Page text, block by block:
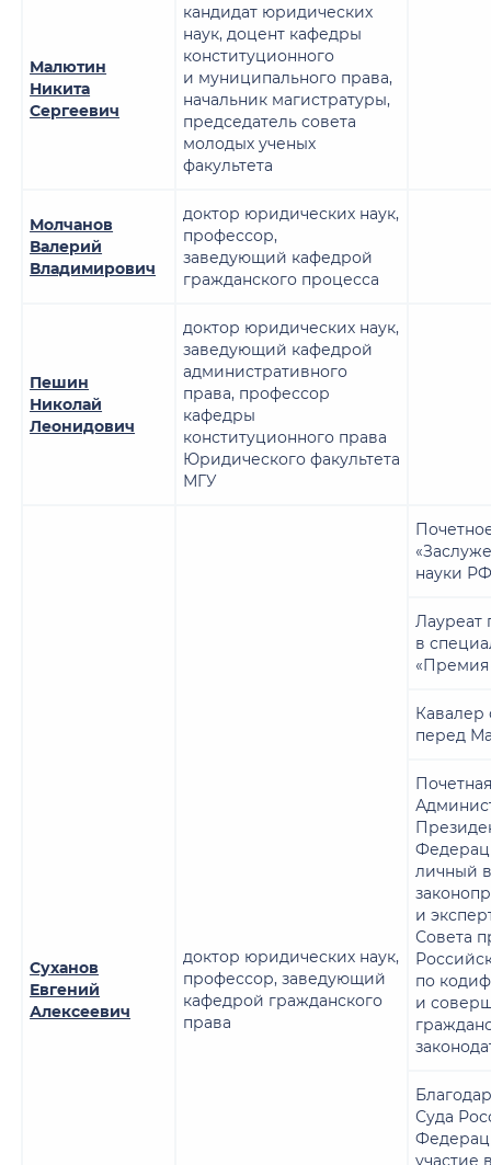
Малютин
Никита
Сергеевич
кандидат юридических
наук, доцент кафедры
конституционного
и муниципального права,
начальник магистратуры,
председатель совета
молодых ученых
факультета
Молчанов
Валерий
Владимирович
доктор юридических наук,
профессор,
заведующий кафедрой
гражданского процесса
Пешин
Николай
Леонидович
доктор юридических наук,
заведующий кафедрой
административного
права, профессор
кафедры
конституционного права
Юридического факультета
МГУ
Суханов
Евгений
Алексеевич
доктор юридических наук,
профессор, заведующий
кафедрой гражданского
права
науки
Лауреат
в
«Премия
Кавалер
перед
личный
и
Совета
по
и
Суда
участие